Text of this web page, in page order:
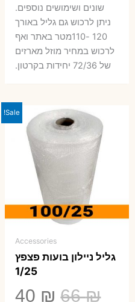
שונים ושימושים נוספים.
ניתן לרכוש גם גליל באורך
120 -110מטר באתר ואף
לרכוש במחיר מוזל מארזים
של 72/36 יחידות בקרטון.
Sale!
Accessories
גליל ניילון בועות פצפץ
1/25
66₪
המחיר
40 ₪